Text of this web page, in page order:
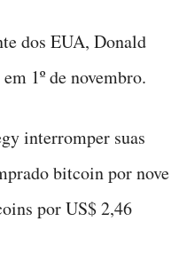
dos EUA, Donald
1º de novembro.
interromper suas
bitcoin por nove
por US$ 2,46